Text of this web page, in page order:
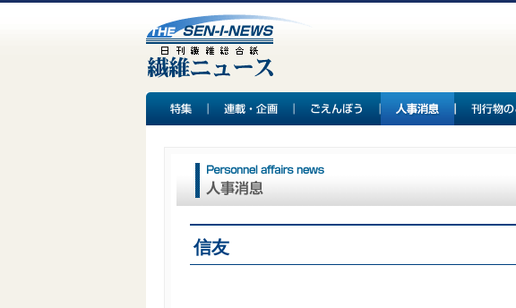
信友